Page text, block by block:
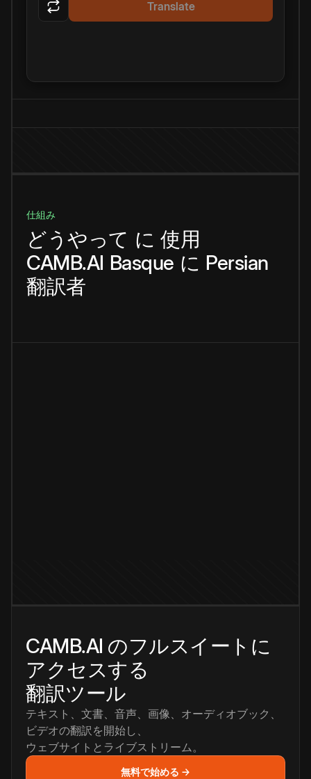
Translate
仕組み
どうやって に 使用
CAMB.AI Basque に Persian
翻訳者
CAMB.AI のフルスイートに
アクセスする
翻訳ツール
テキスト、文書、音声、画像、オーディオブック、
ビデオの翻訳を開始し、
ウェブサイトとライブストリーム。
無料で始める →